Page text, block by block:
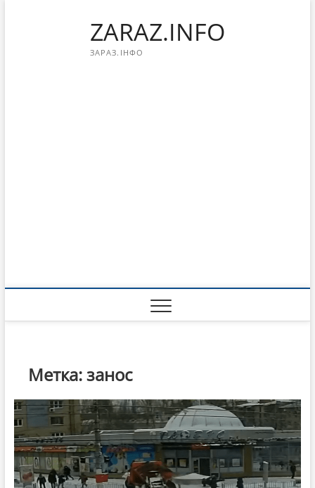
ZARAZ.INFO
ЗАРАЗ.ІНФО
Метка:занос